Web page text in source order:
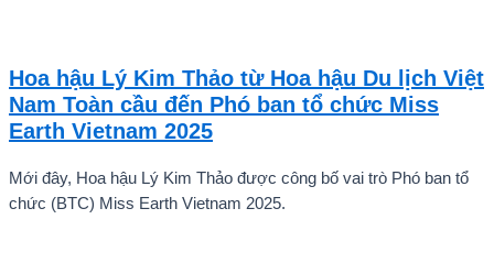
ấn tượng mạnh với giọng hát trữ tình sâu lắng, mang đậm hơi thở
quê hương.
Hoa hậu Lý Kim Thảo từ Hoa hậu Du lịch Việt
Nam Toàn cầu đến Phó ban tổ chức Miss
Earth Vietnam 2025
Mới đây, Hoa hậu Lý Kim Thảo được công bố vai trò Phó ban tổ
chức (BTC) Miss Earth Vietnam 2025.